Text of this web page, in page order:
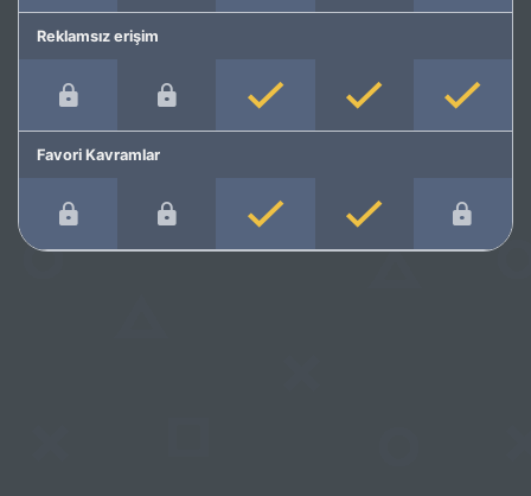
Reklamsız erişim
Favori Kavramlar